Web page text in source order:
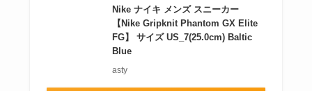
Nike ナイキ メンズ スニーカー
【Nike Gripknit Phantom GX Elite
FG】 サイズ US_7(25.0cm) Baltic
Blue
asty